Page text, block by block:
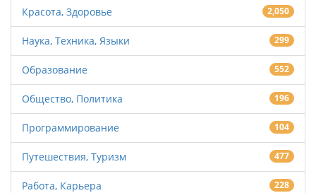
Красота, Здоровье 2,050
Наука, Техника, Языки 299
Образование 552
Общество, Политика 196
Программирование 104
Путешествия, Туризм 477
Работа, Карьера 228